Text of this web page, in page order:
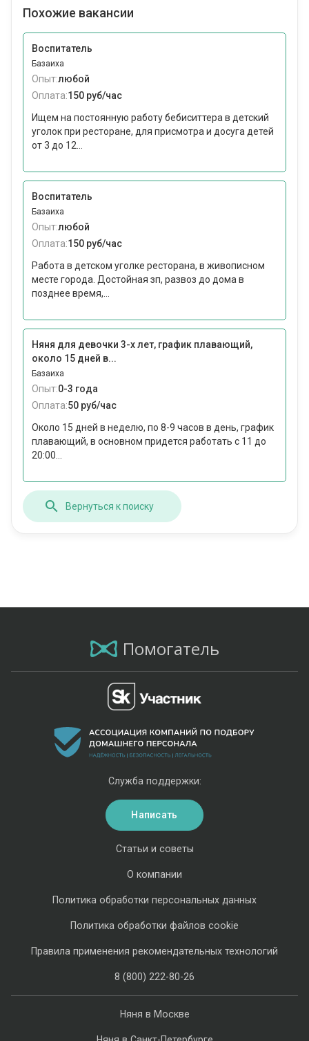
Похожие вакансии
Воспитатель
Базаиха
Опыт:любой
Оплата:150 руб/час
Ищем на постоянную работу бебиситтера в детский
уголок при ресторане, для присмотра и досуга детей
от 3 до 12...
Воспитатель
Базаиха
Опыт:любой
Оплата:150 руб/час
Работа в детском уголке ресторана, в живописном
месте города. Достойная зп, развоз до дома в
позднее время,...
Няня для девочки 3-х лет, график плавающий,
около 15 дней в...
Базаиха
Опыт:0-3 года
Оплата:50 руб/час
Около 15 дней в неделю, по 8-9 часов в день, график
плавающий, в основном придется работать с 11 до
20:00...
Вернуться к поиску
Помогатель
Няня в Москве
Статьи и советы
О компании
Политика обработки персональных данных
Политика обработки файлов cookie
Правила применения рекомендательных технологий
8 (800) 222-80-26
Служба поддержки:
Написать